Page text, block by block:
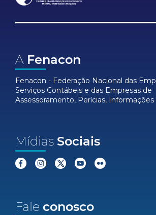
A Fenacon
Fenacon - Federação Nacional das
Serviços Contábeis e das Empresas de
Assessoramento, Perícias, Informações
Mídias Sociais
Fale conosco